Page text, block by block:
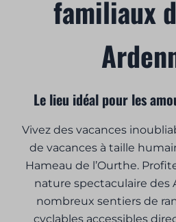
familiaux
Le lieu idéal pour les
Vivez des vacances
de vacances à taille
Hameau de l’Ourthe.
nature spectaculaire des
nombreux sentiers de
cyclables accessibles